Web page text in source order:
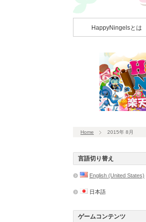
HappyNingelsとは
Home 2015年 8月
言語切り替え
English (United States)
日本語
ゲームコンテンツ